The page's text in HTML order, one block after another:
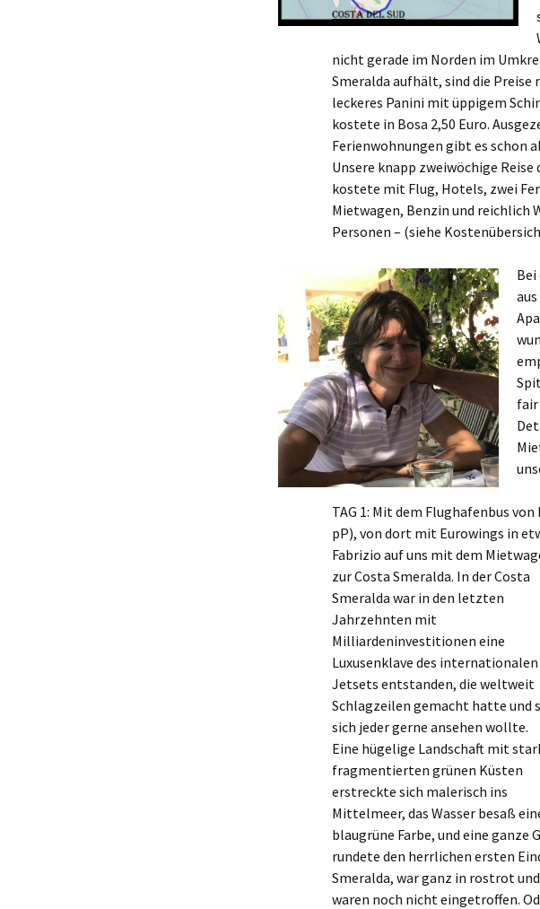
nicht gerade im Norden im
Smeralda aufhält, sind die Preise
leckeres Panini mit üppigem
kostete in Bosa 2,50 Euro.
Ferienwohnungen gibt es schon
Unsere knapp zweiwöchige Reise
kostete mit Flug, Hotels, zwei
Mietwagen, Benzin und reichlich
Personen – (siehe
fair
TAG 1: Mit dem Flughafenbus
pP), von dort mit Eurowings in
Fabrizio auf uns mit dem
zur Costa Smeralda. In der Costa
Smeralda war in den letzten
Jahrzehnten mit
Milliardeninvestitionen eine
Luxusenklave des internationalen
Jetsets entstanden, die weltweit
Schlagzeilen gemacht hatte und
sich jeder gerne ansehen wollte.
Eine hügelige Landschaft mit
fragmentierten grünen Küsten
erstreckte sich malerisch ins
Mittelmeer, das Wasser besaß
blaugrüne Farbe, und eine
rundete den herrlichen ersten
Smeralda, war ganz in rostrot
waren noch nicht eingetroffen.